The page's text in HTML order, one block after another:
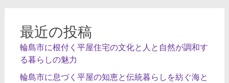
最近の投稿
輪島市に根付く平屋住宅の文化と人と自然が調和す
る暮らしの魅力
輪島市に息づく平屋の知恵と伝統暮らしを紡ぐ海と